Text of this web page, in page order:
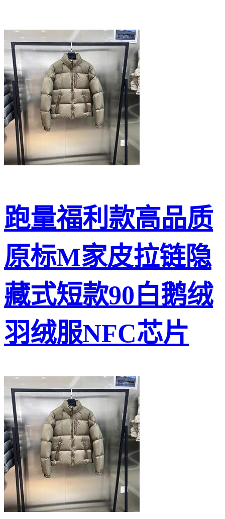
跑量福利款高品质
原标M家皮拉链隐
藏式短款90白鹅绒
羽绒服NFC芯片